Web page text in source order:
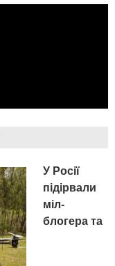
У Росії
підірвали
міл-
блогера та